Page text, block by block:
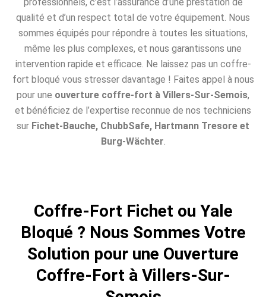
professionnels, c’est l’assurance d’une prestation de
qualité et d’un respect total de votre équipement. Nous
sommes équipés pour répondre à toutes les situations,
même les plus complexes, et nous garantissons une
intervention rapide et efficace. Ne laissez pas un coffre-
fort bloqué vous stresser davantage ! Faites appel à nous
pour une ouverture coffre-fort à Villers-Sur-Semois,
et bénéficiez de l’expertise reconnue de nos techniciens
sur Fichet-Bauche, ChubbSafe, Hartmann Tresore et
Burg-Wächter.
Coffre-Fort Fichet ou Yale
Bloqué ? Nous Sommes Votre
Solution pour une Ouverture
Coffre-Fort à Villers-Sur-